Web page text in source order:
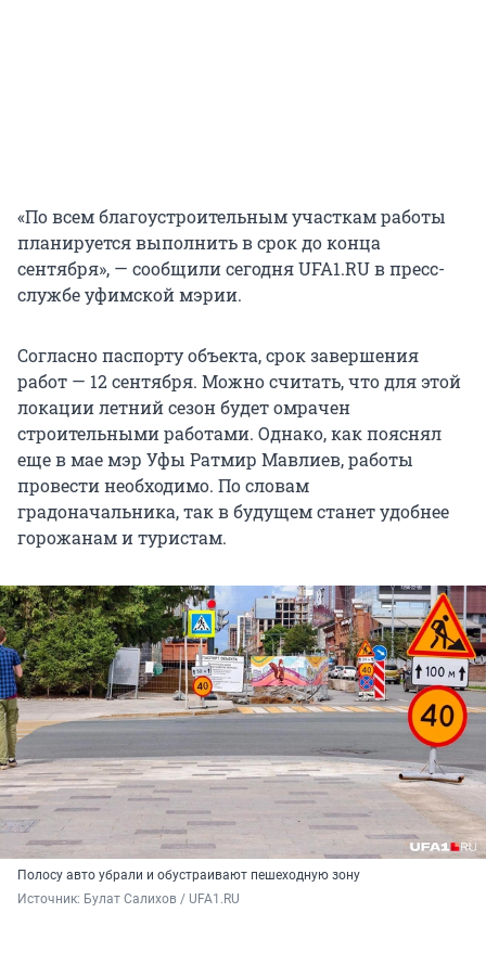
«По всем благоустроительным участкам работы
планируется выполнить в срок до конца
сентября», — сообщили сегодня UFA1.RU в пресс-
службе уфимской мэрии.
Согласно паспорту объекта, срок завершения
работ — 12 сентября. Можно считать, что для этой
локации летний сезон будет омрачен
строительными работами. Однако, как пояснял
еще в мае мэр Уфы Ратмир Мавлиев, работы
провести необходимо. По словам
градоначальника, так в будущем станет удобнее
горожанам и туристам.
Полосу авто убрали и обустраивают пешеходную зону
Источник: Булат Салихов / UFA1.RU